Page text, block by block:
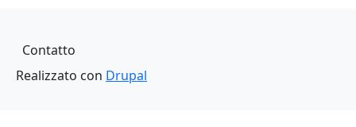
Piè di pagina
Contatto
Realizzato con Drupal